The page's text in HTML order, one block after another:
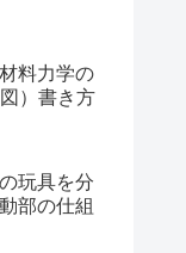
料力学の
）書き方
玩具を分
部の仕組